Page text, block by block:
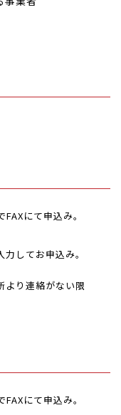
にて申込み。
してお申込み。
より連絡がない限
にて申込み。